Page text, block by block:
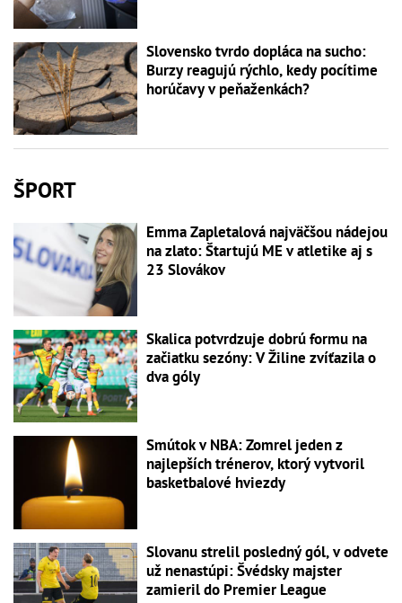
Slovensko tvrdo dopláca na sucho:
Burzy reagujú rýchlo, kedy pocítime
horúčavy v peňaženkách?
ŠPORT
Emma Zapletalová najväčšou nádejou
na zlato: Štartujú ME v atletike aj s
23 Slovákov
Skalica potvrdzuje dobrú formu na
začiatku sezóny: V Žiline zvíťazila o
dva góly
Smútok v NBA: Zomrel jeden z
najlepších trénerov, ktorý vytvoril
basketbalové hviezdy
Slovanu strelil posledný gól, v odvete
už nenastúpi: Švédsky majster
zamieril do Premier League